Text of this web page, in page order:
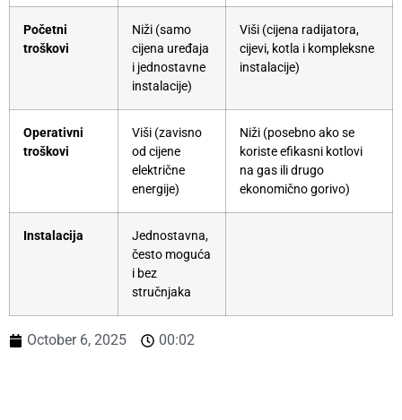
Početni
troškovi
Niži (samo
cijena uređaja
i jednostavne
instalacije)
Viši (cijena radijatora,
cijevi, kotla i kompleksne
instalacije)
Operativni
troškovi
Viši (zavisno
od cijene
električne
energije)
Niži (posebno ako se
koriste efikasni kotlovi
na gas ili drugo
ekonomično gorivo)
Instalacija
Jednostavna,
često moguća
i bez
stručnjaka
October 6, 2025 00:02